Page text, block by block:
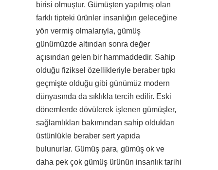
birisi olmuştur. Gümüşten yapılmış olan
farklı tipteki ürünler insanlığın geleceğine
yön vermiş olmalarıyla, gümüş
günümüzde altından sonra değer
açısından gelen bir hammaddedir. Sahip
olduğu fiziksel özellikleriyle beraber tıpkı
geçmişte olduğu gibi günümüz modern
dünyasında da sıklıkla tercih edilir. Eski
dönemlerde dövülerek işlenen gümüşler,
sağlamlıkları bakımından sahip oldukları
üstünlükle beraber sert yapıda
bulunurlar. Gümüş para, gümüş ok ve
daha pek çok gümüş ürünün insanlık tarihi